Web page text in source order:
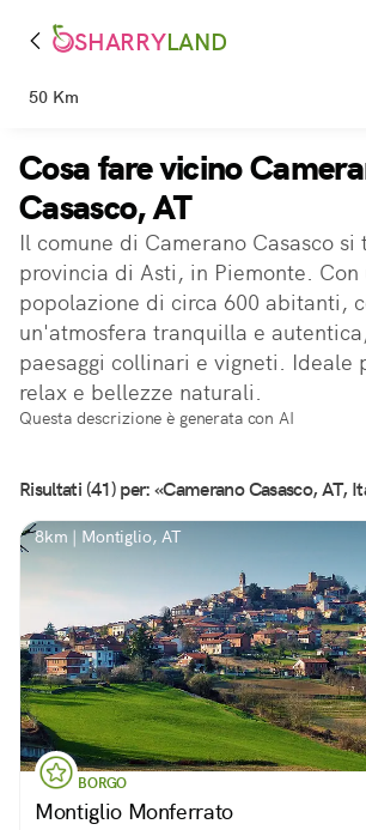
SHARRYLAND
50 Km
Cosa fare vicino
Casasco, AT
Il comune di Camerano Casasco si
provincia di Asti, in Piemonte. Con
popolazione di circa 600 abitanti,
un'atmosfera tranquilla e
paesaggi collinari e vigneti. Ideale
relax e bellezze naturali.
Questa descrizione è generata con AI
Risultati (41) per: «Camerano Casasco, AT,
8km | Montiglio, AT
BORGO
Montiglio Monferrato